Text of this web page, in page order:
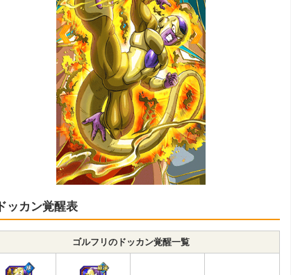
ドッカン覚醒表
ゴルフリのドッカン覚醒一覧